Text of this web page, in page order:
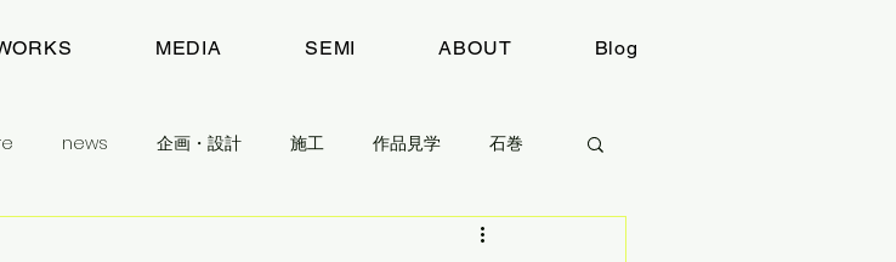
MEDIA SEMI ABOUT Blog
news 企画・設計 施工 作品見学 石巻
取材